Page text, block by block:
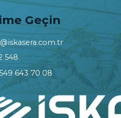
Geçin
548
643 70 08